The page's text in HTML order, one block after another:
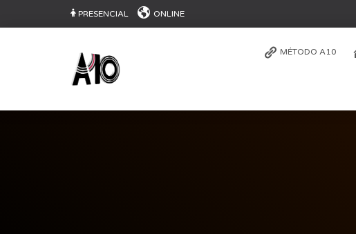
PRESENCIAL ONLINE
MÉTODO A10